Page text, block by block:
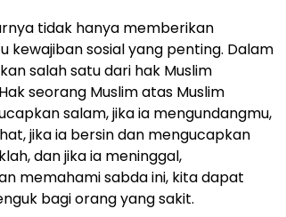
tidak hanya memberikan
kewajiban sosial yang penting. Dalam
salah satu dari hak Muslim
seorang Muslim atas Muslim
salam, jika ia mengundangmu,
jika ia bersin dan mengucapkan
dan jika ia meninggal,
memahami sabda ini, kita dapat
bagi orang yang sakit.